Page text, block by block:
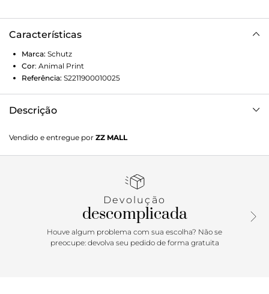
Características
Marca: Schutz
Cor: Animal Print
Referência: S2211900010025
Descrição
acabamento em camurça traz uma proposta sofisticada
com toque fashion. Em tom animalprint superversátil, o
unindo conforto e estilo contemporâneo. O elástico no
impecável. Vai ser uma aposta versátil e estilosa para looks
poderosos e cheios de personalidade!
Vendido e entregue por ZZ MALL
Devolução
descomplicada
Houve algum problema com sua escolha? Não se
preocupe: devolva seu pedido de forma gratuita